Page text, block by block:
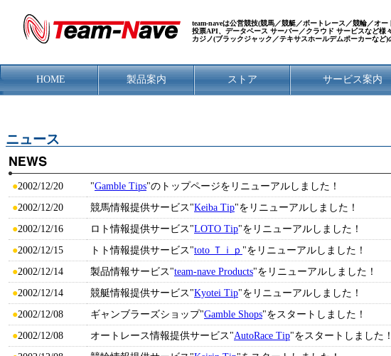
team-naveは公営競技(競馬／競艇／ボートレース／競輪／オー
投票API、データベース サーバー／クラウド サービスなど様
カジノ(ブラックジャック／テキサスホールデムポーカーなど)
HOME 製品案内 ストア サービス案内
ニュース
●2002/12/20 "Gamble Tips"のトップページをリニューアルしました！
●2002/12/20 競馬情報提供サービス"Keiba Tip"をリニューアルしました！
●2002/12/16 ロト情報提供サービス"LOTO Tip"をリニューアルしました！
●2002/12/15 トト情報提供サービス"toto Ｔｉｐ "をリニューアルしました！
●2002/12/14 製品情報サービス"team-nave Products"をリニューアルしました！
●2002/12/14 競艇情報提供サービス"Kyotei Tip"をリニューアルしました！
●2002/12/08 ギャンブラーズショップ"Gamble Shops"をスタートしました！
●2002/12/08 オートレース情報提供サービス"AutoRace Tip"をスタートしました！